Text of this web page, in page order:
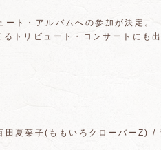
ト・アルバムへの参加が決定。
トリビュート・コンサートにも
夏菜子(ももいろクローバーZ) /